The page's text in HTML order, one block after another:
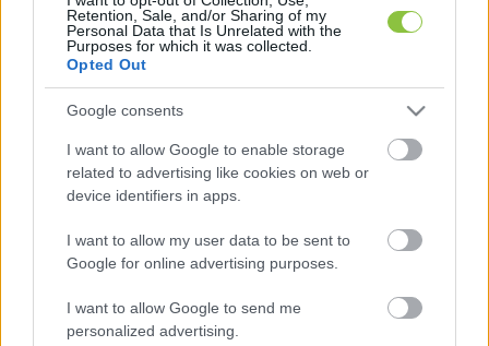
Retention, Sale, and/or Sharing of my
Personal Data that Is Unrelated with the
Purposes for which it was collected.
Opted Out
Google consents
I want to allow Google to enable storage
related to advertising like cookies on web or
device identifiers in apps.
I want to allow my user data to be sent to
Google for online advertising purposes.
I want to allow Google to send me
personalized advertising.
„AKI AZ AKKUMULÁTORGYÁRTÁS ELLEN
KÜZD, A KÖRNYEZETVÉDELEM ÉS A
NEMZETGAZDASÁGI ÉRDEK ELLEN KÜZD”.
kérésére párbeszéd kezdődhetne a
döntéshozókkal.
Különösebb magyarázatot nem adtak,